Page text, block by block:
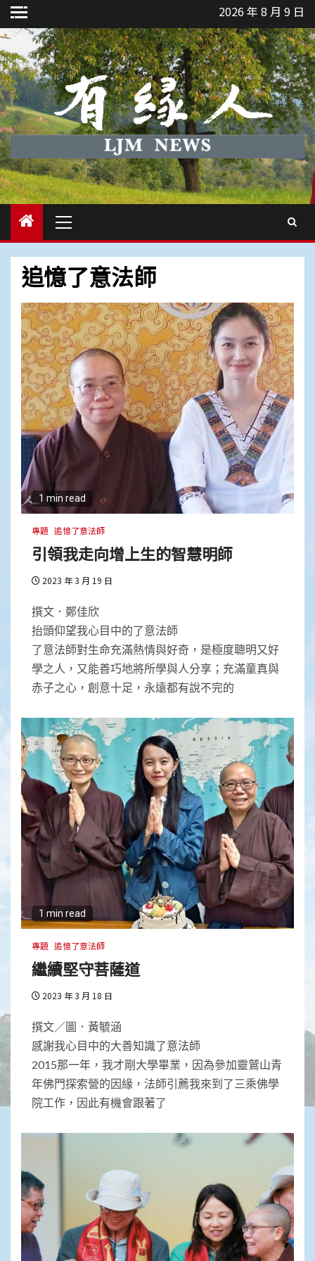
Skip
to
content
2026 年 8 月 9 日
Menu
追憶了意法師
1 min read
專題 追憶了意法師
引領我走向增上生的智慧明師
2023 年 3 月 19 日
撰文．鄭佳欣
抬頭仰望我心目中的了意法師
了意法師對生命充滿熱情與好奇，是極度聰明又好
學之人，又能善巧地將所學與人分享；充滿童真與
赤子之心，創意十足，永遠都有說不完的
1 min read
專題 追憶了意法師
繼續堅守菩薩道
2023 年 3 月 18 日
撰文／圖．黃毓涵
感謝我心目中的大善知識了意法師
2015那一年，我才剛大學畢業，因為參加靈鷲山青
年佛門探索營的因緣，法師引薦我來到了三乘佛學
院工作，因此有機會跟著了